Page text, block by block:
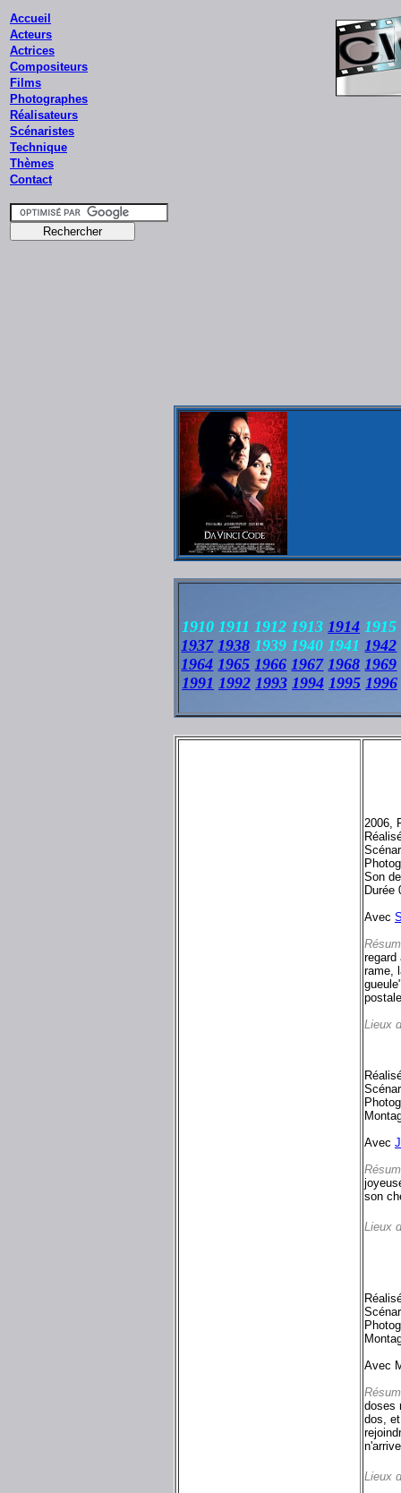
Accueil
Acteurs
Actrices
Compositeurs
Films
Photographes
Réalisateurs
Scénaristes
Technique
Thèmes
Contact
1910 1911 1912 1913 1914 1915
1937 1938 1939 1940 19411942
1964 1965 1966 1967 1968 1969
1991 1992 1993 1994 1995 1996
2006,
Son
Durée
Avec
regard
rame,
Lieux
Avec
son
Lieux
Avec
doses
dos,
Lieux